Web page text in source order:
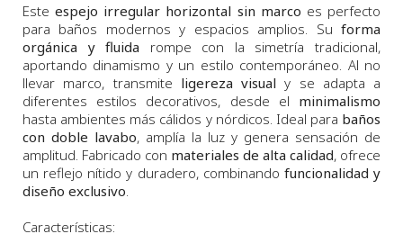
Esteespejo irregular horizontal sin marco es perfecto
para baños modernos y espacios amplios. Su forma
orgánica y fluida rompe con la simetría tradicional,
aportando dinamismo y un estilo contemporáneo. Al no
llevar marco, transmite ligereza visual y se adapta a
diferentes estilos decorativos, desde el minimalismo
hasta ambientes más cálidos y nórdicos. Ideal para baños
con doble lavabo, amplía la luz y genera sensación de
amplitud. Fabricado con materiales de alta calidad, ofrece
un reflejo nítido y duradero, combinando funcionalidad y
diseño exclusivo
Características: